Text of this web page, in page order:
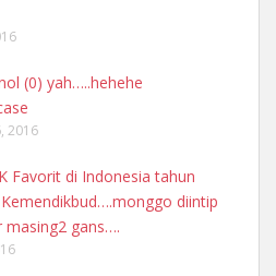
(0) yah…..hehehe
2016
Favorit di Indonesia tahun
diintip
masing2 gans….